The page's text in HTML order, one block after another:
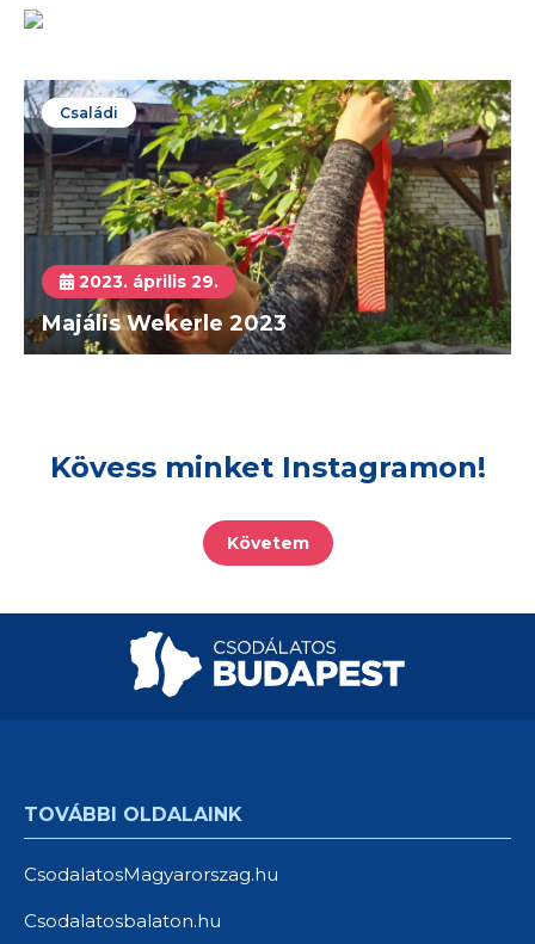
Budapesti Karácsonyi Vásár 2018
Családi
2023. április 29.
Majális Wekerle 2023
Kövess minket Instagramon!
Követem
TOVÁBBI OLDALAINK
CsodalatosMagyarorszag.hu
Csodalatosbalaton.hu